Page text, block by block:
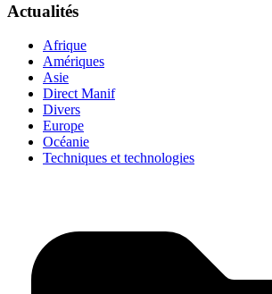
Actualités
Afrique
Amériques
Asie
Direct Manif
Divers
Europe
Océanie
Techniques et technologies